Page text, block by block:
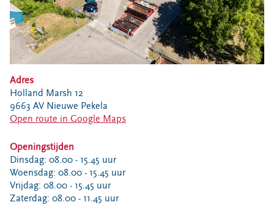
Over Omrin
Hier werken we aan
Ecopark De Wierde
Reststoffen Energie Centrale
Projecten
Contact
Storing, klacht of vraag
Klantenservice SYP
VeeIgestelde vragen
Pers
Locaties
Adres
Holland Marsh 12
9663 AV Nieuwe Pekela
Open route in Google Maps
Openingstijden
Dinsdag: 08.00 - 15.45 uur
Woensdag: 08.00 - 15.45 uur
Vrijdag: 08.00 - 15.45 uur
Zaterdag: 08.00 - 11.45 uur